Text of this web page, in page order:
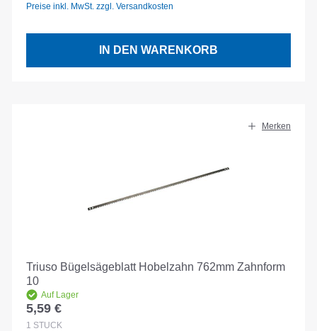
Preise inkl. MwSt. zzgl. Versandkosten
IN DEN WARENKORB
Merken
Triuso Bügelsägeblatt Hobelzahn 762mm Zahnform
10
Auf Lager
Regulärer Preis:
5,59 €
1 STÜCK